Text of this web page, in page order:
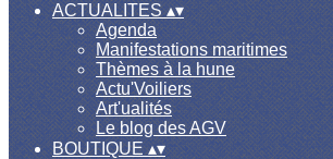
ACTUALITES▴▾
Agenda
Manifestations maritimes
Thèmes à la hune
Actu'Voiliers
Art'ualités
Le blog des AGV
BOUTIQUE▴▾